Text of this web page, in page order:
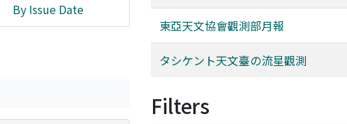
By Issue Date
東亞天文協會觀測部月報
タシケント天文臺の流星觀測
Filters